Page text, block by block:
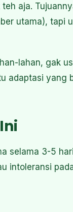
aja.
utama), tapi
lahan, gak
adaptasi yang
selama 3-5
intoleransi